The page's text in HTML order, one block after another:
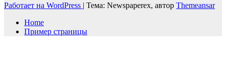
Работает на WordPress | Тема: Newspaperex, автор Themeansar
Home
Пример страницы